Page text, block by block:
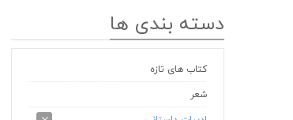
دسته بندی ها
کتاب های تازه
شعر